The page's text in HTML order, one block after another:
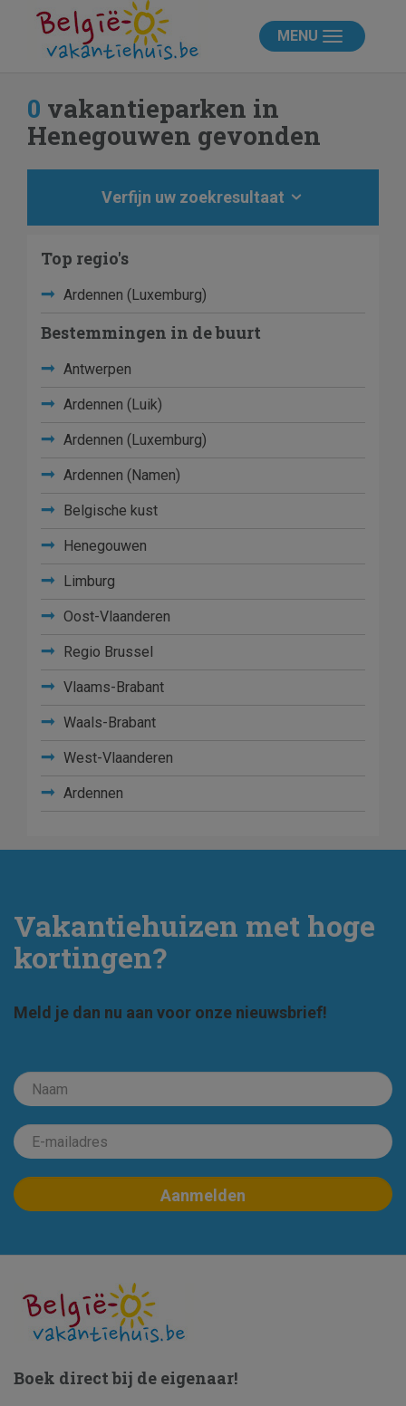
MENU
0 vakantieparken in
Henegouwen gevonden
Verfijn uw zoekresultaat
Top regio's
Ardennen (Luxemburg)
Bestemmingen in de buurt
Antwerpen
Ardennen (Luik)
Ardennen (Luxemburg)
Ardennen (Namen)
Belgische kust
Henegouwen
Limburg
Oost-Vlaanderen
Regio Brussel
Vlaams-Brabant
Waals-Brabant
West-Vlaanderen
Ardennen
Vakantiehuizen met hoge
kortingen?
Meld je dan nu aan voor onze nieuwsbrief!
Boek direct bij de eigenaar!